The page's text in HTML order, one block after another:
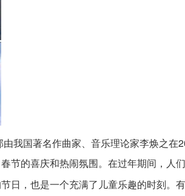
由我国著名作曲家、音乐理论家李焕之
节的喜庆和热闹氛围。在过年期间，人
日，也是一个充满了儿童乐趣的时刻。